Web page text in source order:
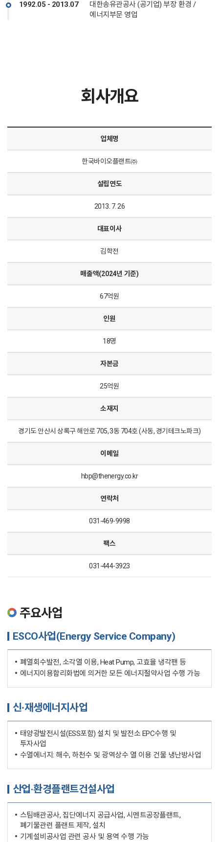
1992.05 - 2013.07
대한송유관공사 (공기업) 부장 환경 /
에너지부문 영업
회사개요
업체명
한국바이오플랜트㈜
설립연도
2013. 7. 26
대표이사
김학전
매출액(2024년 기준)
67억원
인원
18명
자본금
25억원
소재지
경기도 안산시 상록구 해안로 705, 3동 704호 (사동, 경기테크노파크)
이메일
hbp@thenergy.co.kr
연락처
031-469-9998
팩스
031-444-3923
주요사업
ESCO사업(Energy Service Company)
폐열회수발전, 소각열 이용, Heat Pump, 고효율 냉각팬 등
에너지이용합리화법에 의거한 모든 에너지절약사업 수행 가능
신∙재생에너지사업
태양광발전시설(ESS포함) 설치 및 발전소 EPC수행 및
투자사업
수열에너지: 해수, 하천수 및 광역상수 열 이용 건물 냉난방사업
산업·환경플랜트건설사업
스팀배관공사, 집단에너지 공급사업, 시멘트공장플랜트,
폐기물관련 플랜트 제작, 설치
기계설비공사업 관련 공사 및 용역 수행 가능